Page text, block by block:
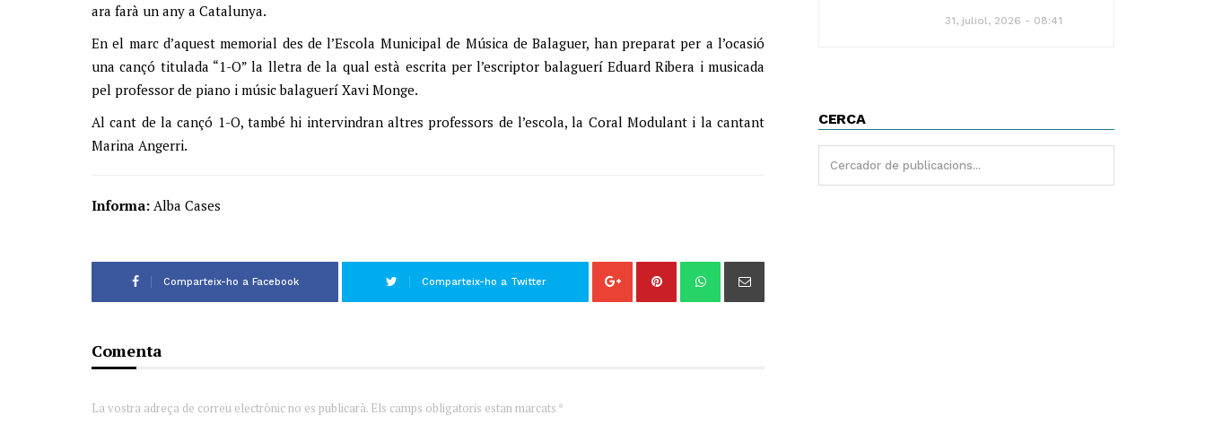
ara farà un any a Catalunya.
En el marc d’aquest memorial des de l’Escola Municipal de Música de Balaguer, han preparat per a l’ocasió
una cançó titulada “1-O” la lletra de la qual està escrita per l’escriptor balaguerí Eduard Ribera i musicada
pel professor de piano i músic balaguerí Xavi Monge.
Al cant de la cançó 1-O, també hi intervindran altres professors de l’escola, la Coral Modulant i la cantant
Marina Angerri.
Informa: Alba Cases
Comparteix-ho a Facebook Comparteix-ho a Twitter
Comenta
La vostra adreça de correu electrònic no es publicarà. Els camps obligatoris estan marcats *
31, juliol, 2026 - 08:41
CERCA